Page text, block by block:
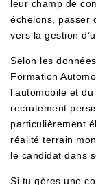
leur champ de
échelons, passer
vers la gestion
Selon les
Formation
l’automobile et
recrutement
particulièrement
réalité terrain
le candidat dans
Si tu gères une